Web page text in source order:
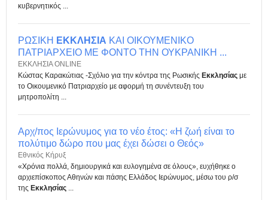
κυβερνητικός ...
ΡΩΣΙΚΗ ΕΚΚΛΗΣΙΑ ΚΑΙ ΟΙΚΟΥΜΕΝΙΚΟ
ΠΑΤΡΙΑΡΧΕΙΟ ΜΕ ΦΟΝΤΟ ΤΗΝ ΟΥΚΡΑΝΙΚΗ ...
ΕΚΚΛΗΣΙΑ ONLINE
Κώστας Καρακώτιας -Σχόλιο για την κόντρα της Ρωσικής Εκκλησίας με
το Οικουμενικό Πατριαρχείο με αφορμή τη συνέντευξη του
μητροπολίτη ...
Αρχ/πος Ιερώνυμος για το νέο έτος: «Η ζωή είναι το
πολύτιμο δώρο που μας έχει δώσει ο Θεός»
Eθνικός Κήρυξ
«Χρόνια πολλά, δημιουργικά και ευλογημένα σε όλους», ευχήθηκε ο
αρχιεπίσκοπος Αθηνών και πάσης Ελλάδος Ιερώνυμος, μέσω του ρ/σ
της Εκκλησίας